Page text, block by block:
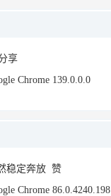
享
Chrome 139.0.0.0
稳定奔放 赞
Chrome 86.0.4240.198